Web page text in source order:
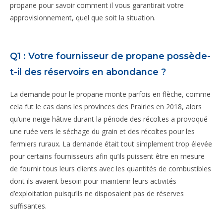
propane pour savoir comment il vous garantirait votre
approvisionnement, quel que soit la situation.
Q1 : Votre fournisseur de propane possède-
t-il des réservoirs en abondance ?
La demande pour le propane monte parfois en flèche, comme
cela fut le cas dans les provinces des Prairies en 2018, alors
qu’une neige hâtive durant la période des récoltes a provoqué
une ruée vers le séchage du grain et des récoltes pour les
fermiers ruraux. La demande était tout simplement trop élevée
pour certains fournisseurs afin qu’ils puissent être en mesure
de fournir tous leurs clients avec les quantités de combustibles
dont ils avaient besoin pour maintenir leurs activités
d’exploitation puisqu’ils ne disposaient pas de réserves
suffisantes.